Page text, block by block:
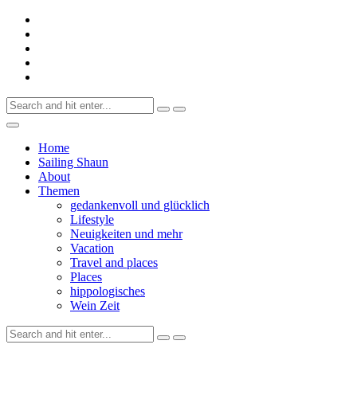
Skip
content
Search
for:
Home
Sailing Shaun
About
Themen
gedankenvoll und glücklich
Lifestyle
Neuigkeiten und mehr
Vacation
Travel and places
Places
hippologisches
Wein Zeit
Search
for: